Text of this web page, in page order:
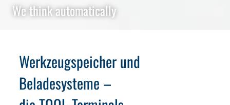
We think automatically
Werkzeugspeicher und
Beladesysteme –